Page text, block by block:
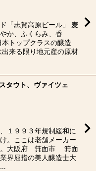
「志賀高原ビール」 麦
か、ふくらみ、香
トップクラスの醸造
来る限り地元産の原材
タウト、ヴァイツェ
１９９３年規制緩和に
。ここは老舗メーカー
。大阪府 箕面市 箕面
界屈指の美人醸造士大
…